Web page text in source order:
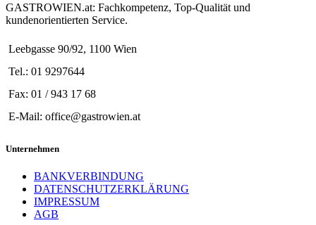
GASTROWIEN.at: Fachkompetenz, Top-Qualität und
kundenorientierten Service.
Leebgasse 90/92, 1100 Wien
Tel.: 01 9297644
Fax: 01 / 943 17 68
E-Mail: office@gastrowien.at
Unternehmen
BANKVERBINDUNG
DATENSCHUTZERKLÄRUNG
IMPRESSUM
AGB